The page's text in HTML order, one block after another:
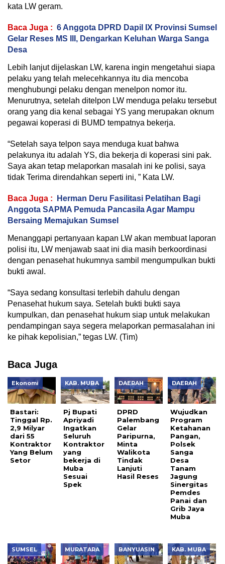
kata LW geram.
Baca Juga : 6 Anggota DPRD Dapil IX Provinsi Sumsel
Gelar Reses MS III, Dengarkan Keluhan Warga Sanga
Desa
Lebih lanjut dijelaskan LW, karena ingin mengetahui siapa
pelaku yang telah melecehkannya itu dia mencoba
menghubungi pelaku dengan menelpon nomor itu.
Menurutnya, setelah ditelpon LW menduga pelaku tersebut
orang yang dia kenal sebagai YS yang merupakan oknum
pegawai koperasi di BUMD tempatnya bekerja.
“Setelah saya telpon saya menduga kuat bahwa
pelakunya itu adalah YS, dia bekerja di koperasi sini pak.
Saya akan tetap melaporkan masalah ini ke polisi, saya
tidak Terima direndahkan seperti ini, ” Kata LW.
Baca Juga :
Herman Deru Fasilitasi Pelatihan Bagi
Anggota SAPMA Pemuda Pancasila Agar Mampu
Bersaing Memajukan Sumsel
Menanggapi pertanyaan kapan LW akan membuat laporan
polisi itu, LW menjawab saat ini dia masih berkoordinasi
dengan penasehat hukumnya sambil mengumpulkan bukti
bukti awal.
“Saya sedang konsultasi terlebih dahulu dengan
Penasehat hukum saya. Setelah bukti bukti saya
kumpulkan, dan penasehat hukum siap untuk melakukan
pendampingan saya segera melaporkan permasalahan ini
ke pihak kepolisian,” tegas LW. (Tim)
Baca Juga
Ekonomi
Bastari:
Tinggal Rp.
2,9 Milyar
dari 55
Kontraktor
Yang Belum
Setor
KAB. MUBA
Pj Bupati
Apriyadi
Ingatkan
Seluruh
Kontraktor
yang
bekerja di
Muba
Sesuai
Spek
DAERAH
DPRD
Palembang
Gelar
Paripurna,
Minta
Walikota
Tindak
Lanjuti
Hasil Reses
DAERAH
Wujudkan
Program
Ketahanan
Pangan,
Polsek
Sanga
Desa
Tanam
Jagung
Sinergitas
Pemdes
Panai dan
Grib Jaya
Muba
SUMSEL MURATARA BANYUASIN KAB. MUBA